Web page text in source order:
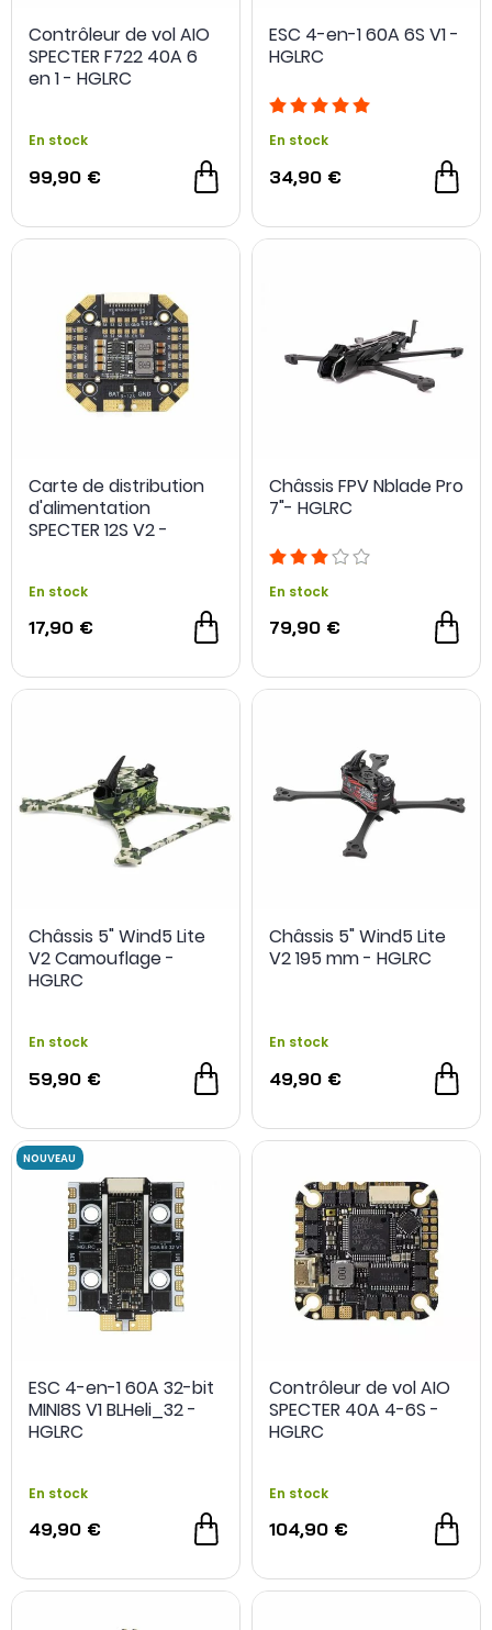
Contrôleur de vol AIO
SPECTER F722 40A 6
en 1 - HGLRC
En stock
99,90 €
ESC 4-en-1 60A 6S V1 -
HGLRC
En stock
34,90 €
Carte de distribution
d'alimentation
SPECTER 12S V2 -
En stock
17,90 €
Châssis FPV Nblade Pro
7"- HGLRC
En stock
79,90 €
Châssis 5" Wind5 Lite
V2 Camouflage -
HGLRC
En stock
59,90 €
Châssis 5" Wind5 Lite
V2 195 mm - HGLRC
En stock
49,90 €
ESC 4-en-1 60A 32-bit
MINI8S V1 BLHeli_32 -
HGLRC
En stock
49,90 €
Contrôleur de vol AIO
SPECTER 40A 4-6S -
HGLRC
En stock
104,90 €